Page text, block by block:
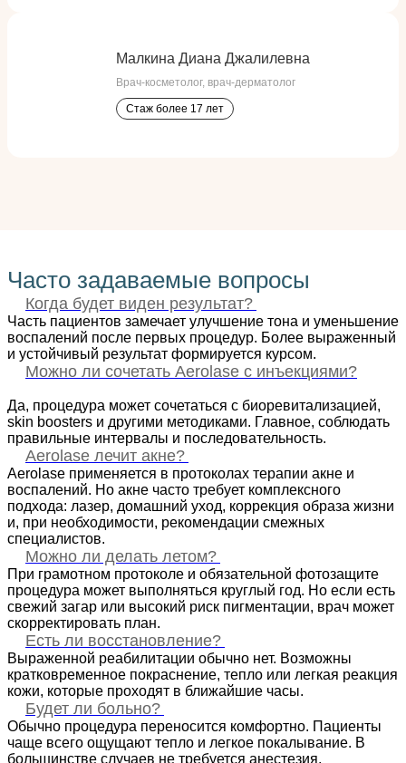
более 17 лет
Врач-косметолог, врач-дерматолог
Малкина Диана Джалилевна
Часто задаваемые вопросы
Когда будет виден результат?
Часть пациентов замечает улучшение тона и уменьшение
воспалений после первых процедур. Более выраженный
и устойчивый результат формируется курсом.
Можно ли сочетать Aerolase с инъекциями?
Да, процедура может сочетаться с биоревитализацией,
skin boosters и другими методиками. Главное, соблюдать
правильные интервалы и последовательность.
Aerolase лечит акне?
Aerolase применяется в протоколах терапии акне и
воспалений. Но акне часто требует комплексного
подхода: лазер, домашний уход, коррекция образа жизни
и, при необходимости, рекомендации смежных
специалистов.
Можно ли делать летом?
При грамотном протоколе и обязательной фотозащите
процедура может выполняться круглый год. Но если есть
свежий загар или высокий риск пигментации, врач может
скорректировать план.
Есть ли восстановление?
Выраженной реабилитации обычно нет. Возможны
кратковременное покраснение, тепло или легкая реакция
кожи, которые проходят в ближайшие часы.
Будет ли больно?
Обычно процедура переносится комфортно. Пациенты
чаще всего ощущают тепло и легкое покалывание. В
большинстве случаев не требуется анестезия.